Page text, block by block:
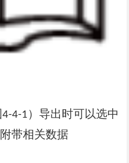
4-4-1 ）导出时可以选中
带相关数据